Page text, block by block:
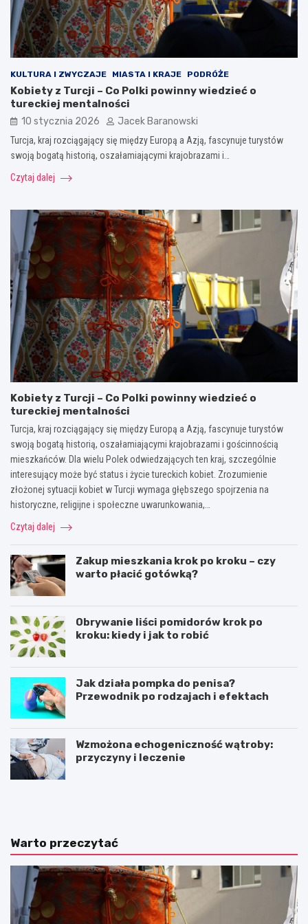
KULTURA I ZWYCZAJE MIASTA I KRAJE PODRÓŻE
Kobiety z Turcji – Co Polki powinny wiedzieć o
tureckiej mentalności
10 stycznia 2026 Jacek Baranowski
Turcja, kraj rozciągający się między Europą a Azją, fascynuje turystów
swoją bogatą historią, oszałamiającymi krajobrazami i…
Czytaj dalej
Kobiety z Turcji – Co Polki powinny wiedzieć o
tureckiej mentalności
Turcja, kraj rozciągający się między Europą a Azją, fascynuje turystów
swoją bogatą historią, oszałamiającymi krajobrazami i gościnnością
mieszkańców. Dla wielu Polek odwiedzających ten kraj, szczególnie
interesujący może być status i życie tureckich kobiet. Zrozumienie
złożonej sytuacji kobiet w Turcji wymaga głębszego spojrzenia na
historyczne, religijne i społeczne uwarunkowania,…
Czytaj dalej
Zakup mieszkania krok po kroku – czy
warto płacić gotówką?
Obrywanie liści pomidorów krok po
kroku: kiedy i jak to robić
Jak działa pompka do penisa?
Przewodnik po rodzajach i efektach
Wzmożona echogeniczność wątroby:
przyczyny i leczenie
C
r
t
o
ś
ć
n
J
j
e
s
z
r
o
Warto przeczytać